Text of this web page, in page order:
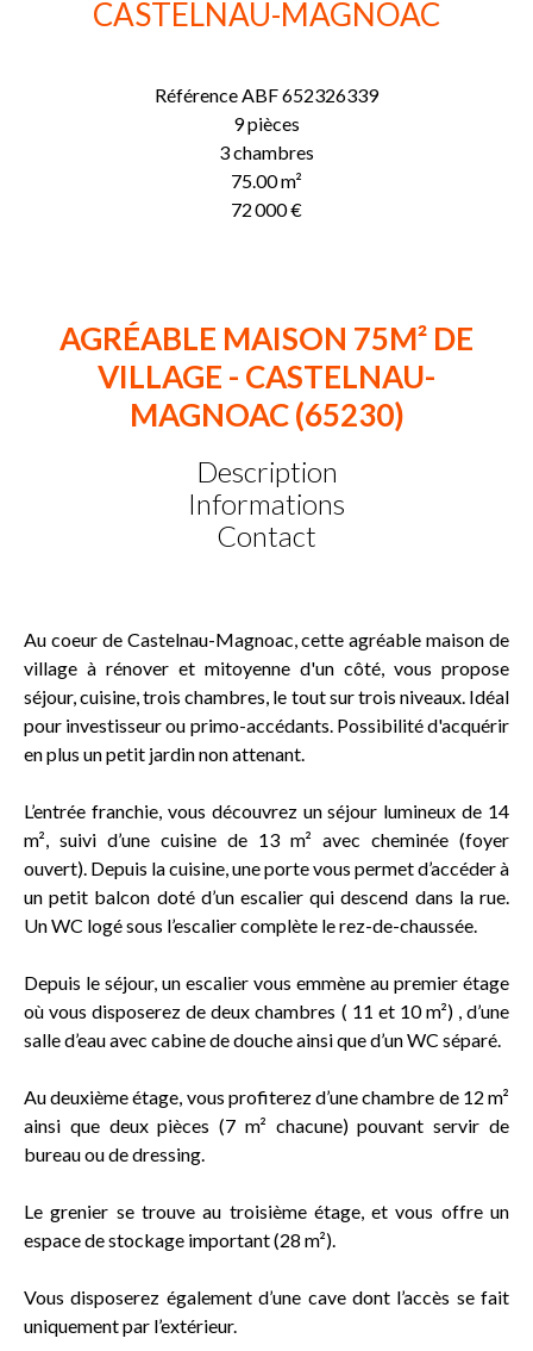
CASTELNAU-MAGNOAC
RéférenceABF 652326339
9 pièces
3 chambres
75.00m²
72 000 €
AGRÉABLE MAISON 75M² DE
VILLAGE - CASTELNAU-
MAGNOAC (65230)
Description
Informations
Contact
Au coeur de Castelnau-Magnoac, cette agréable maison de
village à rénover et mitoyenne d'un côté, vous propose
séjour, cuisine, trois chambres, le tout sur trois niveaux. Idéal
pour investisseur ou primo-accédants. Possibilité d'acquérir
en plus un petit jardin non attenant.
L’entrée franchie, vous découvrez un séjour lumineux de 14
m², suivi d’une cuisine de 13 m² avec cheminée (foyer
ouvert). Depuis la cuisine, une porte vous permet d’accéder à
un petit balcon doté d’un escalier qui descend dans la rue.
Un WC logé sous l’escalier complète le rez-de-chaussée.
Depuis le séjour, un escalier vous emmène au premier étage
où vous disposerez de deux chambres ( 11 et 10 m²) , d’une
salle d’eau avec cabine de douche ainsi que d’un WC séparé.
Au deuxième étage, vous profiterez d’une chambre de 12 m²
ainsi que deux pièces (7 m² chacune) pouvant servir de
bureau ou de dressing.
Le grenier se trouve au troisième étage, et vous offre un
espace de stockage important (28 m²).
Vous disposerez également d’une cave dont l’accès se fait
uniquement par l’extérieur.